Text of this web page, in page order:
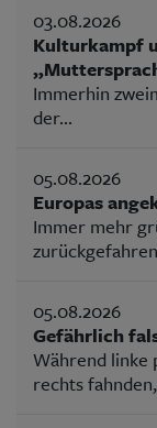
03.08.2026
Kulturkampf
Immerhin
der...
05.08.2026
Europas
Immer mehr
05.08.2026
Gefährlich
Während
rechts